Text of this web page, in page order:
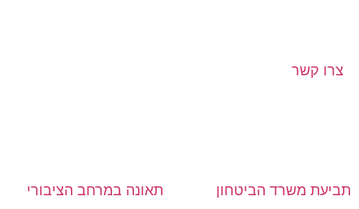
צרו קשר
תביעת משרד הביטחון תאונה במרחב הציבורי